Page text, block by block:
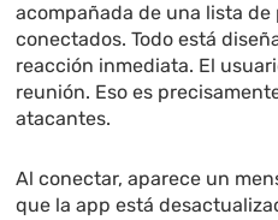
acompañada de una lista
conectados. Todo está
reacción inmediata. El
reunión. Eso es
atacantes.
Al conectar, aparece un
que la app está